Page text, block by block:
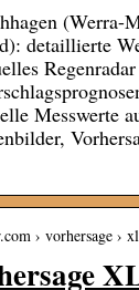
(Werra-
detaillierte
Messwerte
› vorhersage ›